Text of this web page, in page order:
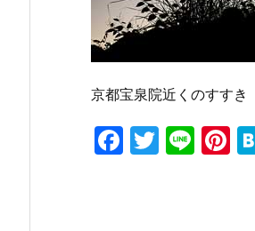
京都宝泉院近くのすすき
F
T
Li Pi